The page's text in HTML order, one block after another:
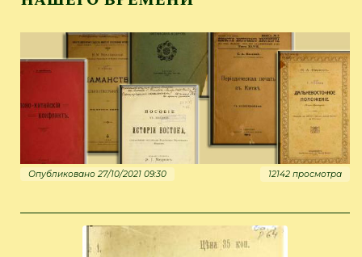
Опубликовано 27/10/2021 09:30 12142 просмотра